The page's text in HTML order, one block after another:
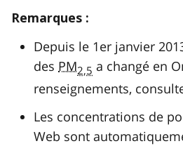
Remarques :
Depuis le 1er janvier
des PM2,5 a changé en
renseignements,
Les concentrations de
Web sont